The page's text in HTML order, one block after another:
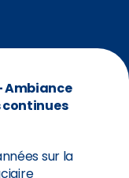
Ambiance
continues
sur la